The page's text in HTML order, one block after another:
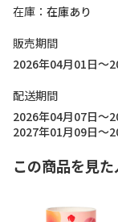
在庫
在庫あり
販売期間
2026年04月01日～
配送期間
2026年04月07日～
2027年01月09日～
この商品を見